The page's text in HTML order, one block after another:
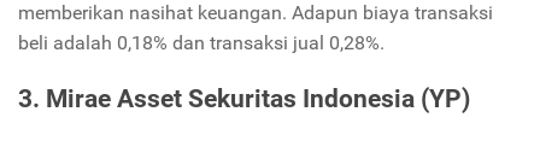
memberikan nasihat keuangan. Adapun biaya transaksi
beli adalah 0,18% dan transaksi jual 0,28%.
3. Mirae Asset Sekuritas Indonesia (YP)